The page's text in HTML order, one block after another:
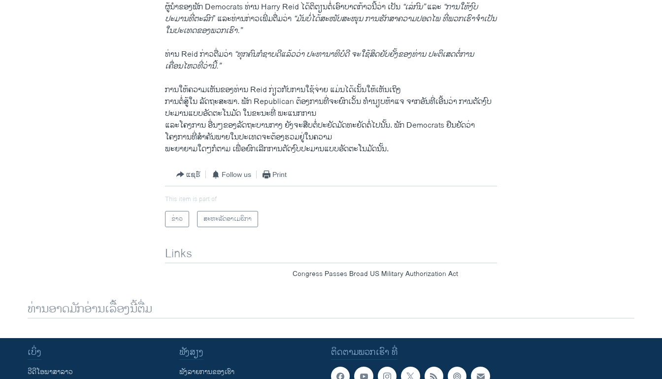
ຜູ້ນຳ​ຂອງ​ພັກ Democrats ທ່ານ Harry Reid ​ໄດ້​ຕິຕຽນຕໍ່​ເອົາ​ບາດກ້າວ​ນີ້​ວ່າ ​ເປັນ​ “ເລ່ກົນ”​ແລະ “ການ​ໃຫ້​ງົບ
ປະມານ​ທີ່​ຕະລົກ” ​ແລະ​ທ່ານ​ກ່າວ​ເພີ່ມ​ຕື່ມ​ວ່າ “ມັນ​ບໍ່​ໄດ້​ສະໜັບສະໜຸນ ການ​ຮັກສາ​ຄວາມ​ປອດ​ໄພ ທີ່​ພວກ​ເຮົາ​ຈຳເປັນ​
ໃນ​ປະ​ເທດ​ຂອງ​ພວກ​ເຮົາ.”
ທ່ານ Reid ກ່າວຕື່ມວ່າ “ທຸກ​ຄົນ​ກໍ​ຊາບ​ດີ​ແລ້ວ​ວ່າ​ ປະທານ​າທິບໍດີ ຈະ​ໃຊ້​ສິດ​ຍັບ​ຍັ້ງ​ຂອງ​ທ່ານ ປະຕິ​ເສດ​ຕໍ່ການ
ເຄື່ອນໄຫວທີ່ວ່າ​ນີ້.”
ການໃຫ້ຄວາມເຫັນຂອງທ່ານ Reid ​ກ່ຽວ​ກັບ​ການ​ໃຊ້​ຈ່າຍ ແມ່ນໄດ້ເນັ້ນໃຫ້ເຫັນເຖິງ
ການຕໍ່ສູ້ໃນ ​ລັດຖະສະພາ. ພັກ Republican ຕ້ອງການທີ່ຈະຍົກເວັ້ນ ທຳນຽບຫ້າແຈ ຈາກອັນທີ່ເອີ້ນວ່າ ການຕັດງົບ
ປະມານແບບອັດຕະໂນມັດ ໃນຂະນະທີ່ ພະແນກການ
ແລະໂຄງການ ອື່ນໆຂອງລັດຖະບານກາງ ຍັງຈະສືບຕໍ່ປະຍັດມັດທະຍັດຕໍ່ໄປນັ້ນ. ​ພັກ Democrats ຢືນຢັດວ່າ
ໂຄງການທີ່ສຳຄັນພາຍໃນປະເທດຈະຕ້ອງຮວມຢູ່ໃນຄວາມ
ພະຍາຍາມໃດໆກໍຕາມ ເພື່ອຍົກເລີກການຕັດງົບປະມານແບບອັດຕະໂນມັດນັ້ນ.
ແຊຣ໌ Follow us Print
This item is part of
ຂ່າວ
ສະຫະລັດອາເມຣິກາ
Links
Congress Passes Broad US Military Authorization Act
ທ່ານອາດມັກອ່ານເລື້ອງນີ້ຕື່ມ
ຕິດຕາມພວກເຮົາ ທີ່
ເບິ່ງ
ວີດີໂອພາສາລາວ
ຟັງສຽງ
ຟັງລາຍການຂອງເຮົາ